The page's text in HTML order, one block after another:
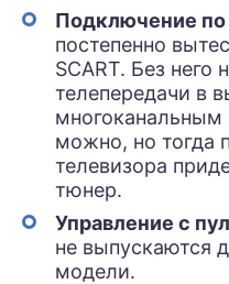
Подключение по
постепенно
SCART. Без него
телепередачи в
многоканальным
можно, но тогда
телевизора
тюнер.
Управление с
не выпускаются
модели.